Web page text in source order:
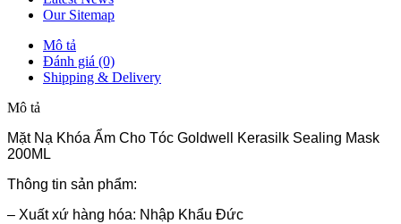
Our Sitemap
Mô tả
Đánh giá (0)
Shipping & Delivery
Mô tả
Mặt Nạ Khóa Ẩm Cho Tóc Goldwell Kerasilk Sealing Mask
200ML
Thông tin sản phẩm:
– Xuất xứ hàng hóa: Nhập Khẩu Đức